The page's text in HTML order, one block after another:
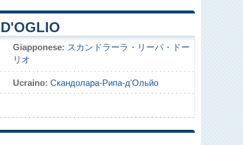
Giapponese: スカンドラーラ・リーパ・ドー
リオ
Ucraino: Скандолара-Рипа-д'Ольйо